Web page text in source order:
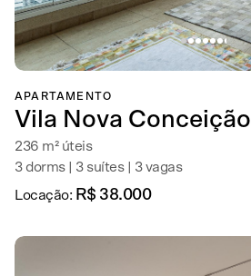
APARTAMENTO
Vila Nova Conceição
236 m² úteis
3 dorms | 3 suítes | 3 vagas
Locação: R$ 38.000